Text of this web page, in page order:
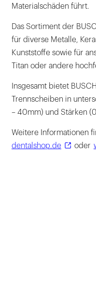
Materialschäden führt.
Das Sortiment der
für diverse Metalle,
Kunststoffe sowie für
Titan oder andere
Insgesamt bietet
Trennscheiben in
– 40mm) und Stärken
Weitere Informationen
dentalshop.de
oder